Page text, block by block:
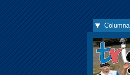
Columna